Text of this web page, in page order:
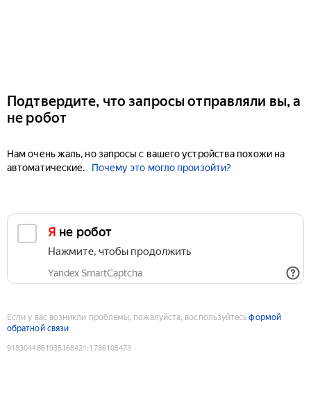
Подтвердите, что запросы отправляли вы, а
не робот
Нам очень жаль, но запросы с вашего устройства похожи на
автоматические.
Почему это могло произойти?
Я не робот
Нажмите, чтобы продолжить
Yandex SmartCaptcha
Если у вас возникли проблемы, пожалуйста, воспользуйтесьформой
обратной связи
9183044861935168421 :1786105473